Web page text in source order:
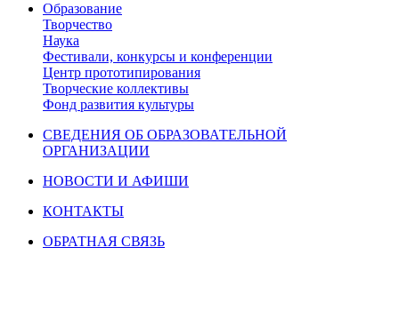
Образование
Творчество
Наука
Фестивали, конкурсы и конференции
Центр прототипирования
Творческие коллективы
Фонд развития культуры
СВЕДЕНИЯ ОБ ОБРАЗОВАТЕЛЬНОЙ
ОРГАНИЗАЦИИ
НОВОСТИ И АФИШИ
КОНТАКТЫ
ОБРАТНАЯ СВЯЗЬ